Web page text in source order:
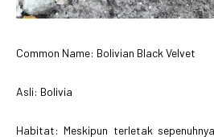
Common Name: Bolivian Black Velvet
Asli: Bolivia
Habitat: Meskipun terletak